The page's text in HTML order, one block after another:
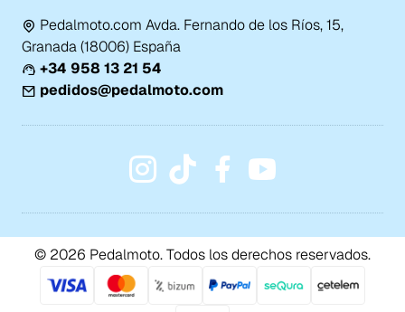
Pedalmoto.com Avda. Fernando de los Ríos, 15,
Granada (18006) España
+34 958 13 21 54
pedidos@pedalmoto.com
© 2026 Pedalmoto. Todos los derechos reservados.